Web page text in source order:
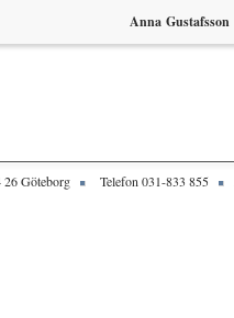
Anna Gustafsson
Göteborg Telefon 031-833 855